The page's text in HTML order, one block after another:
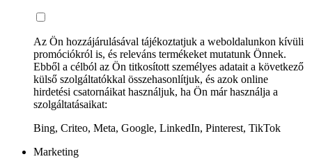
Az Ön hozzájárulásával tájékoztatjuk a weboldalunkon kívüli
promóciókról is, és releváns termékeket mutatunk Önnek.
Ebből a célból az Ön titkosított személyes adatait a következő
külső szolgáltatókkal összehasonlítjuk, és azok online
hirdetési csatornáikat használjuk, ha Ön már használja a
szolgáltatásaikat:
Bing, Criteo, Meta, Google, LinkedIn, Pinterest, TikTok
Marketing